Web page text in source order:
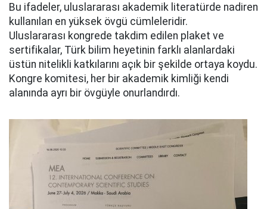
Bu ifadeler, uluslararası akademik literatürde nadiren
kullanılan en yüksek övgü cümleleridir.
Uluslararası kongrede takdim edilen plaket ve
sertifikalar, Türk bilim heyetinin farklı alanlardaki
üstün nitelikli katkılarını açık bir şekilde ortaya koydu.
Kongre komitesi, her bir akademik kimliği kendi
alanında ayrı bir övgüyle onurlandırdı.